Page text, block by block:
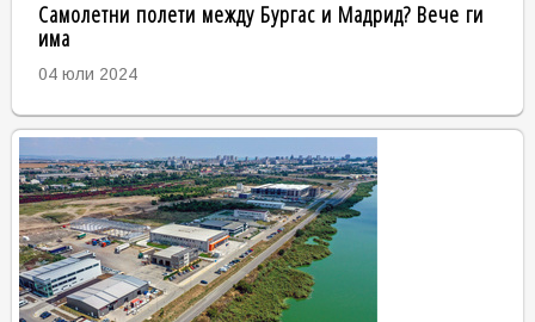
Самолетни полети между Бургас и Мадрид? Вече ги
има
04 юли 2024